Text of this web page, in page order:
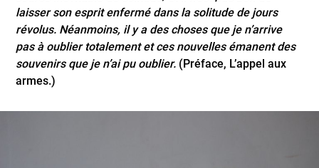
laisser son esprit enfermé dans la solitude de jours
révolus. Néanmoins, il y a des choses que je n’arrive
pas à oublier totalement et ces nouvelles émanent des
souvenirs que je n’ai pu oublier. (Préface, L’appel aux
armes.)